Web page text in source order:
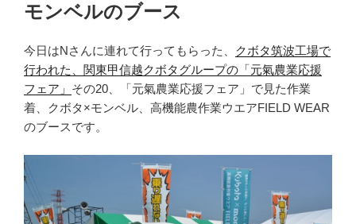
モンベルのブース
今日はNさんに連れて行ってもらった、
クボタ筑波工場で
行われた、関東甲信越クボタグループの「元氣農業応援
フェア」 その20、「元氣農業応援フェア」で見た作業
着、クボタ×モンベル、高機能農作業ウエアFIELD WEAR
のブースです。